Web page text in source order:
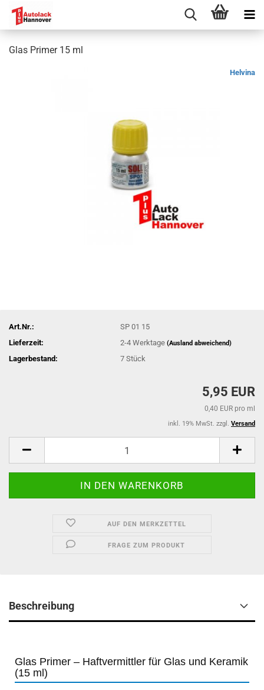
Glas Primer 15 ml
Helvina
Art.Nr.:
SP 01 15
Lieferzeit:
2-4 Werktage(Ausland abweichend)
Lagerbestand: 7Stück
5,95 EUR
0,40 EUR pro ml
inkl. 19% MwSt. zzgl. Versand
AUF DEN MERKZETTEL
FRAGE ZUM PRODUKT
Beschreibung
Glas Primer – Haftvermittler für Glas und Keramik
(15 ml)